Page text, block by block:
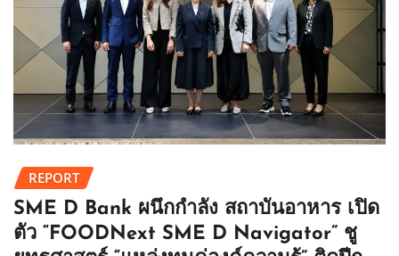
REPORT
SME D Bank ผนึกกำลัง สถาบันอาหาร เปิด
ตัว “FOODNext SME D Navigator” ชู